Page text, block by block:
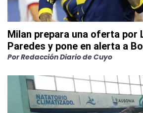
Milan prepara una oferta por
Paredes y pone en alerta a
PorRedacción Diario de Cuyo